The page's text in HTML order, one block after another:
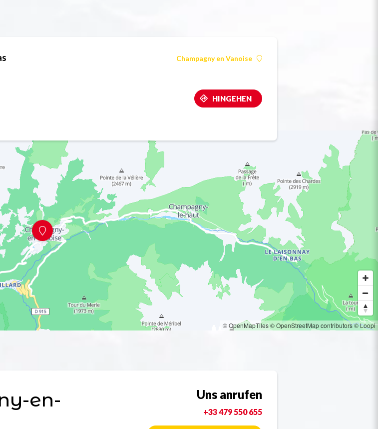
Champagny en Vanoise
HINGEHEN
© OpenMapTiles© OpenStreetMap contributors© Loopi
en-
Uns anrufen
+33 479 550 655